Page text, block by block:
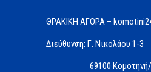
ΘΡΑΚΙΚΗ ΑΓΟΡΑ –
Διεύθυνση: Γ. Νικολάου 1-3
69100 Κομοτηνή/